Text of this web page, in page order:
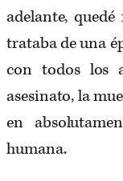
adelante,
trataba de una
con todos los
asesinato, la
en
humana.